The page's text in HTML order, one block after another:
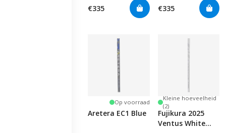
€335 €335
Op voorraad
Aretera EC1 Blue
Kleine hoeveelheid
(2)
Fujikura 2025
Ventus White